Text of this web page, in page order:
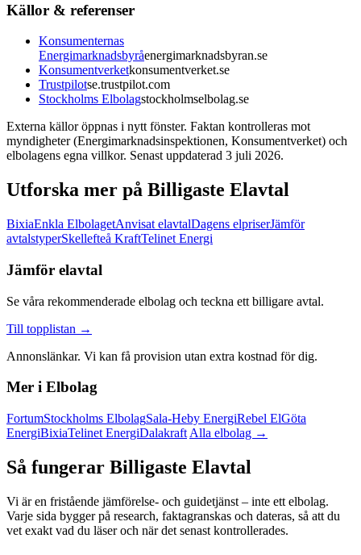
Källor & referenser
Konsumenternas
Energimarknadsbyråenergimarknadsbyran.se
Konsumentverketkonsumentverket.se
Trustpilotse.trustpilot.com
Stockholms Elbolagstockholmselbolag.se
Externa källor öppnas i nytt fönster. Faktan kontrolleras mot
myndigheter (Energimarknadsinspektionen, Konsumentverket) och
elbolagens egna villkor. Senast uppdaterad 3 juli 2026.
Utforska mer på Billigaste Elavtal
BixiaEnkla ElbolagetAnvisat elavtalDagens elpriserJämför
avtalstyperSkellefteå KraftTelinet Energi
Jämför elavtal
Se våra rekommenderade elbolag och teckna ett billigare avtal.
Till topplistan →
Annonslänkar. Vi kan få provision utan extra kostnad för dig.
Mer i Elbolag
FortumStockholms ElbolagSala-Heby EnergiRebel ElGöta
EnergiBixiaTelinet EnergiDalakraft Alla elbolag →
Så fungerar Billigaste Elavtal
Vi är en fristående jämförelse- och guidetjänst – inte ett elbolag.
Varje sida bygger på research, faktagranskas och dateras, så att du
vet exakt vad du läser och när det senast kontrollerades.